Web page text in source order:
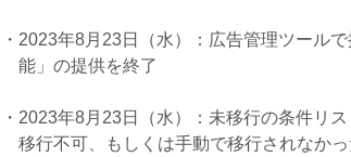
2023年8月23日（水）：広告管理ツール
能」の提供を終了
2023年8月23日（水）：未移行の条件リ
移行不可、もしくは手動で移行されなか